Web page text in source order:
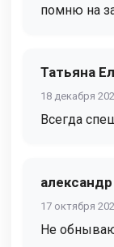
помню на
Татьяна
18 декабря
Всегда
17 октября
Не